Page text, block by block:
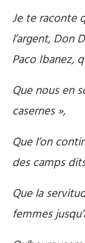
Je te raconte
l’argent, Don
Paco Ibanez,
Que nous en
casernes »,
Que l’on
des camps
Que la
femmes